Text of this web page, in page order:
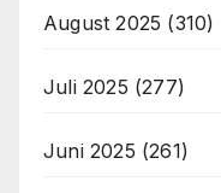
August 2025 (310)
Juli 2025 (277)
Juni 2025 (261)